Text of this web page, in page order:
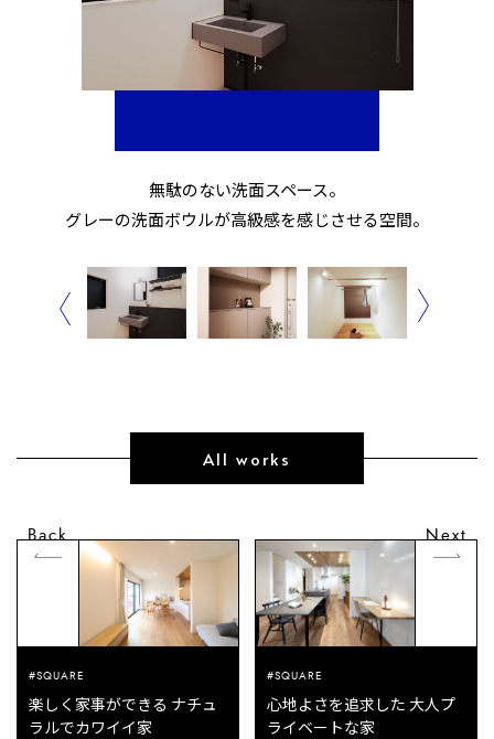
無駄のない洗面スペース。
グレーの洗面ボウルが高級感を感じさせる空間。
All works
Back
#SQUARE
楽しく家事ができる ナチュ
ラルでカワイイ家
Next
#SQUARE
心地よさを追求した 大人プ
ライベートな家